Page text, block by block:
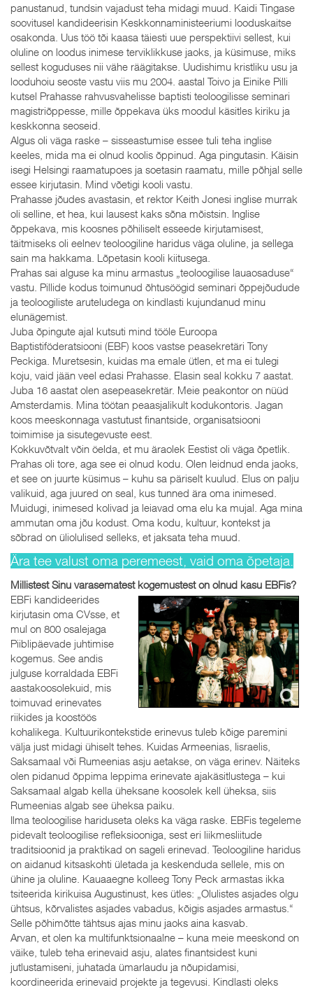
panustanud, tundsin vajadust teha midagi muud. Kaidi Tingase
soovitusel kandideerisin Keskkonnaministeeriumi looduskaitse
osakonda. Uus töö tõi kaasa täiesti uue perspektiivi sellest, kui
oluline on loodus inimese terviklikkuse jaoks, ja küsimuse, miks
sellest koguduses nii vähe räägitakse. Uudishimu kristliku usu ja
looduhoiu seoste vastu viis mu 2004. aastal Toivo ja Einike Pilli
kutsel Prahasse rahvusvahelisse baptisti teoloogilisse seminari
magistriõppesse, mille õppekava üks moodul käsitles kiriku ja
keskkonna seoseid.
Algus oli väga raske – sisseastumise essee tuli teha inglise
keeles, mida ma ei olnud koolis õppinud. Aga pingutasin. Käisin
isegi Helsingi raamatupoes ja soetasin raamatu, mille põhjal selle
essee kirjutasin. Mind võetigi kooli vastu.
Prahasse jõudes avastasin, et rektor Keith Jonesi inglise murrak
oli selline, et hea, kui lausest kaks sõna mõistsin. Inglise
õppekava, mis koosnes põhiliselt esseede kirjutamisest,
täitmiseks oli eelnev teoloogiline haridus väga oluline, ja sellega
sain ma hakkama. Lõpetasin kooli kiitusega.
Prahas sai alguse ka minu armastus „teoloogilise lauaosaduse“
vastu. Pillide kodus toimunud õhtusöögid seminari õppejõudude
ja teoloogiliste aruteludega on kindlasti kujundanud minu
elunägemist.
Juba õpingute ajal kutsuti mind tööle Euroopa
Baptistiföderatsiooni (EBF) koos vastse peasekretäri Tony
Peckiga. Muretsesin, kuidas ma emale ütlen, et ma ei tulegi
koju, vaid jään veel edasi Prahasse. Elasin seal kokku 7 aastat.
Juba 16 aastat olen asepeasekretär. Meie peakontor on nüüd
Amsterdamis. Mina töötan peaasjalikult kodukontoris. Jagan
koos meeskonnaga vastutust finantside, organisatsiooni
toimimise ja sisutegevuste eest.
Kokkuvõtvalt võin öelda, et mu äraolek Eestist oli väga õpetlik.
Prahas oli tore, aga see ei olnud kodu. Olen leidnud enda jaoks,
et see on juurte küsimus – kuhu sa päriselt kuulud. Elus on palju
valikuid, aga juured on seal, kus tunned ära oma inimesed.
Muidugi, inimesed kolivad ja leiavad oma elu ka mujal. Aga mina
ammutan oma jõu kodust. Oma kodu, kultuur, kontekst ja
sõbrad on üliolulised selleks, et jaksata teha muud.
Ära tee valust oma peremeest, vaid oma õpetaja.
Millistest Sinu varasematest kogemustest on olnud kasu EBFis?
EBFi kandideerides
kirjutasin oma CVsse, et
mul on 800 osalejaga
Piiblipäevade juhtimise
kogemus. See andis
julguse korraldada EBFi
aastakoosolekuid, mis
toimuvad erinevates
riikides ja koostöös
kohalikega. Kultuurikontekstide erinevus tuleb kõige paremini
välja just midagi ühiselt tehes. Kuidas Armeenias, Iisraelis,
Saksamaal või Rumeenias asju aetakse, on väga erinev. Näiteks
olen pidanud õppima leppima erinevate ajakäsitlustega – kui
Saksamaal algab kella üheksane koosolek kell üheksa, siis
Rumeenias algab see üheksa paiku.
Ilma teoloogilise hariduseta oleks ka väga raske. EBFis tegeleme
pidevalt teoloogilise refleksiooniga, sest eri liikmesliitude
traditsioonid ja praktikad on sageli erinevad. Teoloogiline haridus
on aidanud kitsaskohti ületada ja keskenduda sellele, mis on
ühine ja oluline. Kauaaegne kolleeg Tony Peck armastas ikka
tsiteerida kirikuisa Augustinust, kes ütles: „Olulistes asjades olgu
ühtsus, kõrvalistes asjades vabadus, kõigis asjades armastus.“
Selle põhimõtte tähtsus ajas minu jaoks aina kasvab.
Arvan, et olen ka multifunktsionaalne – kuna meie meeskond on
väike, tuleb teha erinevaid asju, alates finantsidest kuni
jutlustamiseni, juhatada ümarlaudu ja nõupidamisi,
koordineerida erinevaid projekte ja tegevusi. Kindlasti oleks